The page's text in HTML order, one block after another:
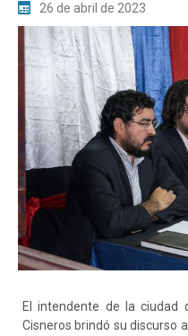
26 de abril de 2023
El intendente de la ciudad
Cisneros brindó su discurso